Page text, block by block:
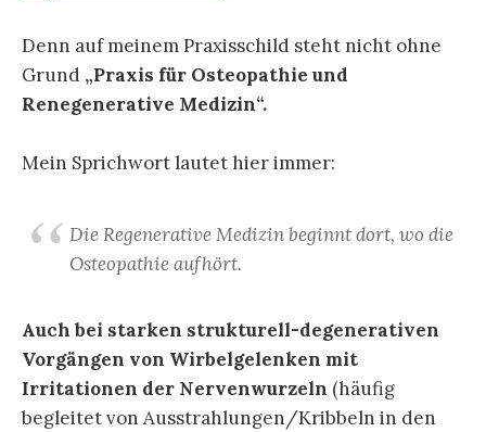
Denn auf meinem Praxisschild steht nicht ohne
Grund „Praxis für Osteopathie und
Renegenerative Medizin“.
Mein Sprichwort lautet hier immer:
Die Regenerative Medizin beginnt dort, wo die
Osteopathie aufhört.
Auch bei starken strukturell-degenerativen
Vorgängen von Wirbelgelenken mit
Irritationen der Nervenwurzeln (häufig
begleitet von Ausstrahlungen/Kribbeln in den